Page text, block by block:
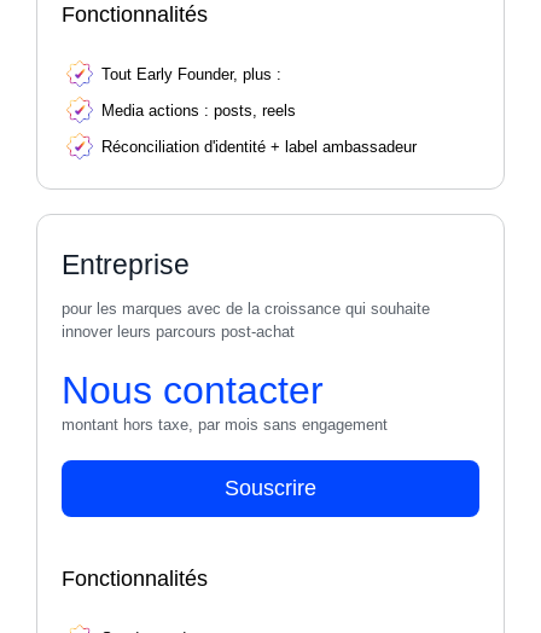
Fonctionnalités
Tout Early Founder, plus :
Media actions : posts, reels
Réconciliation d'identité + label ambassadeur
Entreprise
pour les marques avec de la croissance qui souhaite
innover leurs parcours post-achat
Nous contacter
montant hors taxe, par mois sans engagement
Souscrire
Fonctionnalités